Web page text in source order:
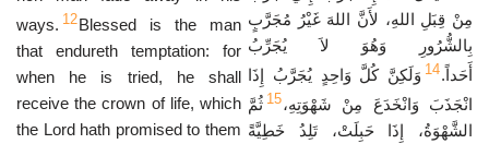
ways. 12Blessed is the man
that endureth temptation: for
when he is tried, he shall
receive the crown of life, which
the Lord hath promised to them
مِنْ قِبَلِ اللهِ، لأَنَّ اللهَ غَيْرُ مُجَرَّبٍ
بِالشُّرُورِ وَهُوَ لاَ يُجَرِّبُ
أَحَداً.14 وَلَكِنَّ كُلَّ وَاحِدٍ يُجَرَّبُ إِذَا
انْجَذَبَ وَانْخَدَعَ مِنْ شَهْوَتِهِ،15 ثُمَّ
الشَّهْوَةُ، إِذَا حَبِلَتْ، تَلِدُ خَطِيَّةً